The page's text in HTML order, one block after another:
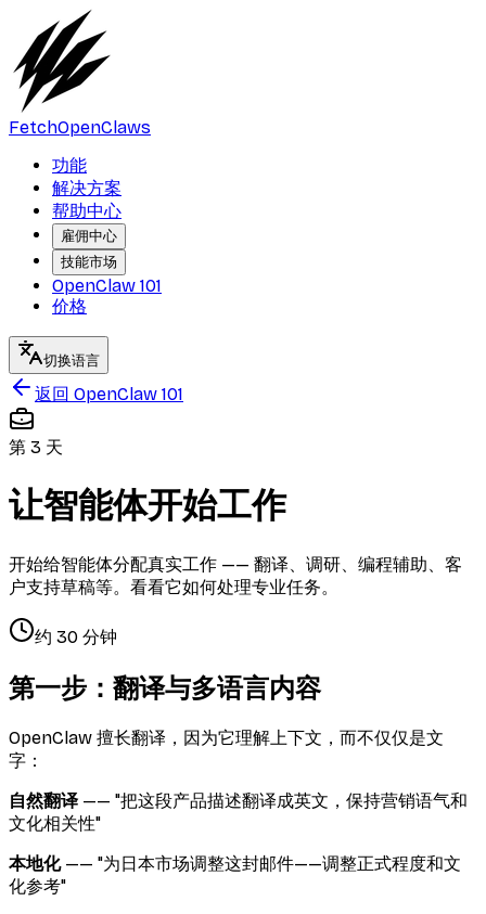
FetchOpenClaws
功能
解决方案
帮助中心
雇佣中心
技能市场
OpenClaw 101
价格
切换语言
返回 OpenClaw 101
第 3 天
让智能体开始工作
开始给智能体分配真实工作 —— 翻译、调研、编程辅助、客
户支持草稿等。看看它如何处理专业任务。
约 30 分钟
第一步：翻译与多语言内容
OpenClaw 擅长翻译，因为它理解上下文，而不仅仅是文
字：
自然翻译 —— "把这段产品描述翻译成英文，保持营销语气和
文化相关性"
本地化—— "为日本市场调整这封邮件——调整正式程度和文
化参考"